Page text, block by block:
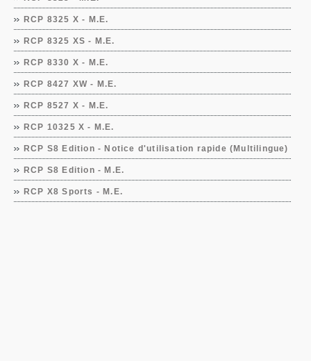
RCP 8325 X - M.E.
RCP 8325 XS - M.E.
RCP 8330 X - M.E.
RCP 8427 XW - M.E.
RCP 8527 X - M.E.
RCP 10325 X - M.E.
RCP S8 Edition - Notice d'utilisation rapide (Multilingue)
RCP S8 Edition - M.E.
RCP X8 Sports - M.E.